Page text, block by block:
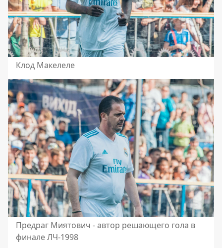
Клод Макелеле
Предраг Миятович - автор решающего гола в
финале ЛЧ-1998